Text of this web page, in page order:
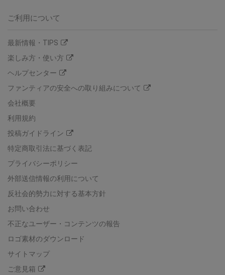
ご利用について
最新情報・TIPS
楽しみ方・使い方
ヘルプセンター
ファンティアの安全への取り組みについて
会社概要
利用規約
投稿ガイドライン
特定商取引法に基づく表記
プライバシーポリシー
外部送信情報の利用について
反社会的勢力に対する基本方針
お問い合わせ
不正なユーザー・コンテンツの報告
ロゴ素材のダウンロード
サイトマップ
ご意見箱